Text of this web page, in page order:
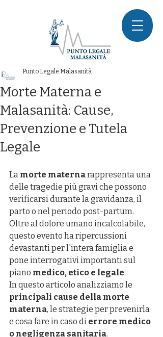
Morte Materna e
Malasanità: Cause,
Prevenzione e Tutela
Legale
Punto Legale Malasanità
La morte materna rappresenta una
delle tragedie più gravi che possono
verificarsi durante la gravidanza, il
parto o nel periodo post-partum.
Oltre al dolore umano incalcolabile,
questo evento ha ripercussioni
devastanti per l'intera famiglia e
pone interrogativi importanti sul
piano medico, etico e legale.
In questo articolo analizziamo le
principali cause della morte
materna, le strategie per prevenirla
e cosa fare in caso di errore medico
o negligenza sanitaria.